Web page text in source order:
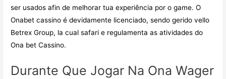
ser usados afin de melhorar tua experiência por o game. O
Onabet cassino é devidamente licenciado, sendo gerido vello
Betrex Group, la cual safari e regulamenta as atividades do
Ona bet Cassino.
Durante Que Jogar Na Ona Wager